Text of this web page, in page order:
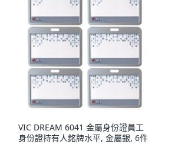
VIC DREAM 6041 金屬身份證員工
身份證持有人銘牌水平, 金屬銀, 6件